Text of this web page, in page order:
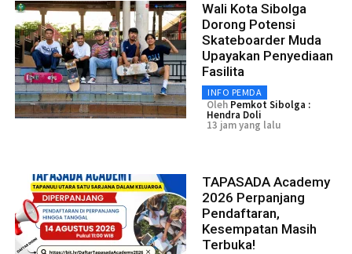
Wali Kota Sibolga
Dorong Potensi
Skateboarder Muda
Upayakan Penyediaan
Fasilita
INFO PEMDA
Oleh Pemkot Sibolga :
Hendra Doli
13 jam yang lalu
TAPASADA Academy
2026 Perpanjang
Pendaftaran,
Kesempatan Masih
Terbuka!